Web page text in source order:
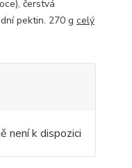
čerstvá
pektin. 270 g celý
není k dispozici